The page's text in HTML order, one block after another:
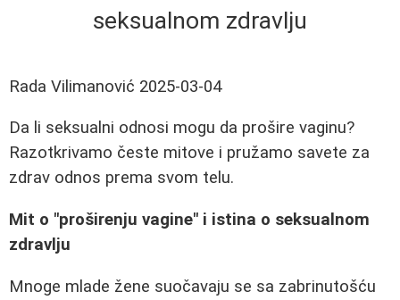
seksualnom zdravlju
Rada Vilimanović 2025-03-04
Da li seksualni odnosi mogu da prošire vaginu?
Razotkrivamo česte mitove i pružamo savete za
zdrav odnos prema svom telu.
Mit o "proširenju vagine" i istina o seksualnom
zdravlju
Mnoge mlade žene suočavaju se sa zabrinutošću